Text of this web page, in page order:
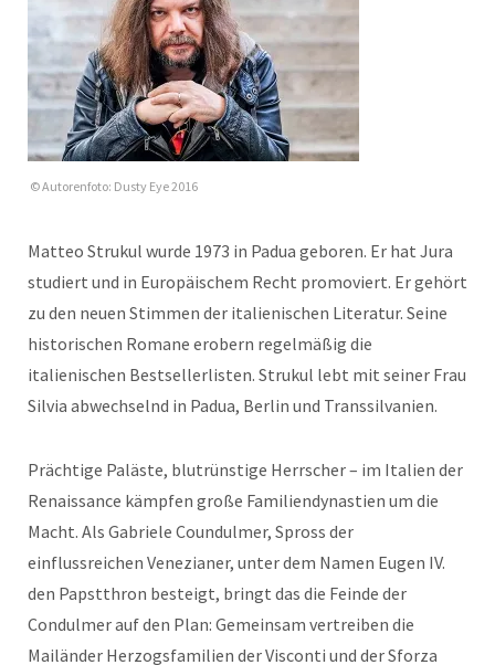
© Autorenfoto: Dusty Eye 2016
Matteo Strukul wurde 1973 in Padua geboren. Er hat Jura
studiert und in Europäischem Recht promoviert. Er gehört
zu den neuen Stimmen der italienischen Literatur. Seine
historischen Romane erobern regelmäßig die
italienischen Bestsellerlisten. Strukul lebt mit seiner Frau
Silvia abwechselnd in Padua, Berlin und Transsilvanien.
Prächtige Paläste, blutrünstige Herrscher – im Italien der
Renaissance kämpfen große Familiendynastien um die
Macht. Als Gabriele Coundulmer, Spross der
einflussreichen Venezianer, unter dem Namen Eugen IV.
den Papstthron besteigt, bringt das die Feinde der
Condulmer auf den Plan: Gemeinsam vertreiben die
Mailänder Herzogsfamilien der Visconti und der Sforza